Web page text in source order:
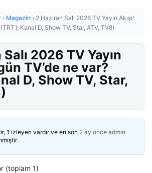
› Magazin › 2 Haziran Salı 2026 TV Yayın Akışı!
Kanal D, Show TV, Star, ATV, TV8)
2026 TV Yayın
TV’de ne var?
D, Show TV, Star,
1 izleyen vardır ve en son 2 ay önce admin
(toplam 1)